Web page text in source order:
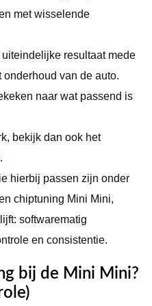
met wisselende
resultaat mede
van de auto.
naar wat passend is
bekijk dan ook het
.
hierbij passen zijn onder
chiptuning Mini Mini,
softwarematig
en consistentie.
bij de Mini Mini?